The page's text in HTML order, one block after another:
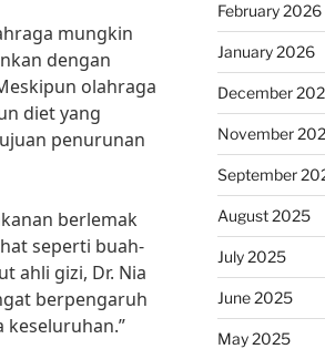
mungkin
dengan
olahraga
diet yang
penurunan
berlemak
seperti buah-
ahli gizi, Dr. Nia
berpengaruh
February 2026
January 2026
December
November
September
August 2025
July 2025
June 2025
May 2025